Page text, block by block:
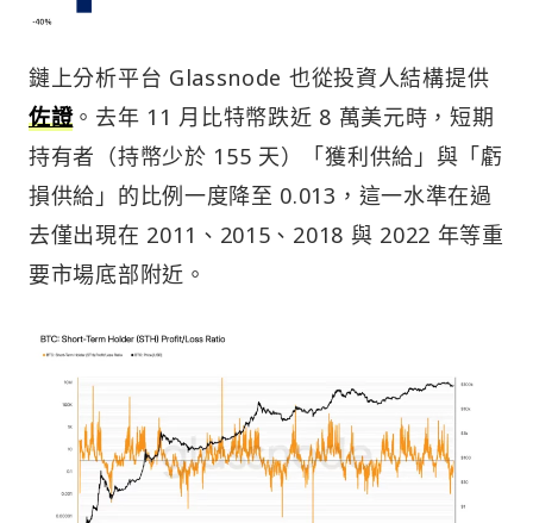
鏈上分析平台 Glassnode 也從投資人結構提供
佐證。去年 11 月比特幣跌近 8 萬美元時，短期
持有者（持幣少於 155 天）「獲利供給」與「虧
損供給」的比例一度降至 0.013，這一水準在過
去僅出現在 2011、2015、2018 與 2022 年等重
要市場底部附近。